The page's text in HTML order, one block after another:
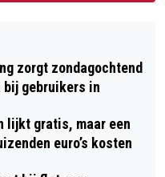
zorgt zondagochtend
bij gebruikers in
lijkt gratis, maar een
euro’s kosten